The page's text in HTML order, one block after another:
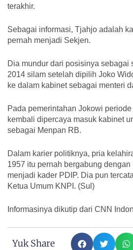
terakhir.
Sebagai informasi, Tjahjo adalah
pernah menjadi Sekjen.
Dia mundur dari posisinya sebagai
2014 silam setelah dipilih Joko
ke dalam kabinet sebagai menteri
Pada pemerintahan Jokowi
kembali dipercaya masuk kabinet
sebagai Menpan RB.
Dalam karier politiknya, pria
1957 itu pernah bergabung
menjadi kader PDIP. Dia pun
Ketua Umum KNPI. (Sul)
Informasinya dikutip dari CNN
Yuk Share